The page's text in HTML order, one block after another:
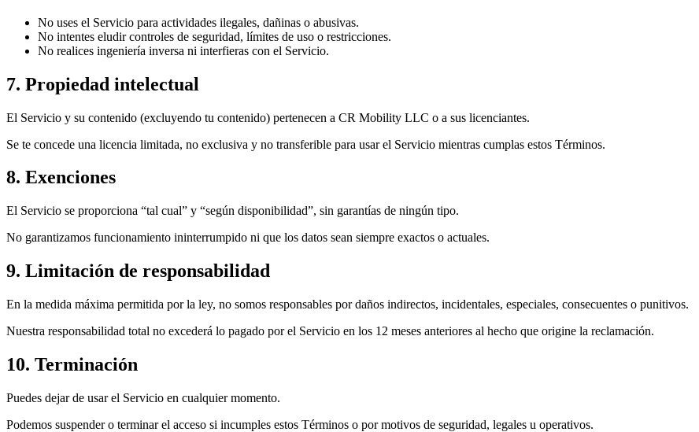
No uses el Servicio para actividades ilegales, dañinas o abusivas.
No intentes eludir controles de seguridad, límites de uso o restricciones.
No realices ingeniería inversa ni interfieras con el Servicio.
7. Propiedad intelectual
El Servicio y su contenido (excluyendo tu contenido) pertenecen a CR Mobility LLC o a sus licenciantes.
Se te concede una licencia limitada, no exclusiva y no transferible para usar el Servicio mientras cumplas estos Términos.
8. Exenciones
El Servicio se proporciona “tal cual” y “según disponibilidad”, sin garantías de ningún tipo.
No garantizamos funcionamiento ininterrumpido ni que los datos sean siempre exactos o actuales.
9. Limitación de responsabilidad
En la medida máxima permitida por la ley, no somos responsables por daños indirectos, incidentales, especiales, consecuentes o punitivos.
Nuestra responsabilidad total no excederá lo pagado por el Servicio en los 12 meses anteriores al hecho que origine la reclamación.
10. Terminación
Puedes dejar de usar el Servicio en cualquier momento.
Podemos suspender o terminar el acceso si incumples estos Términos o por motivos de seguridad, legales u operativos.